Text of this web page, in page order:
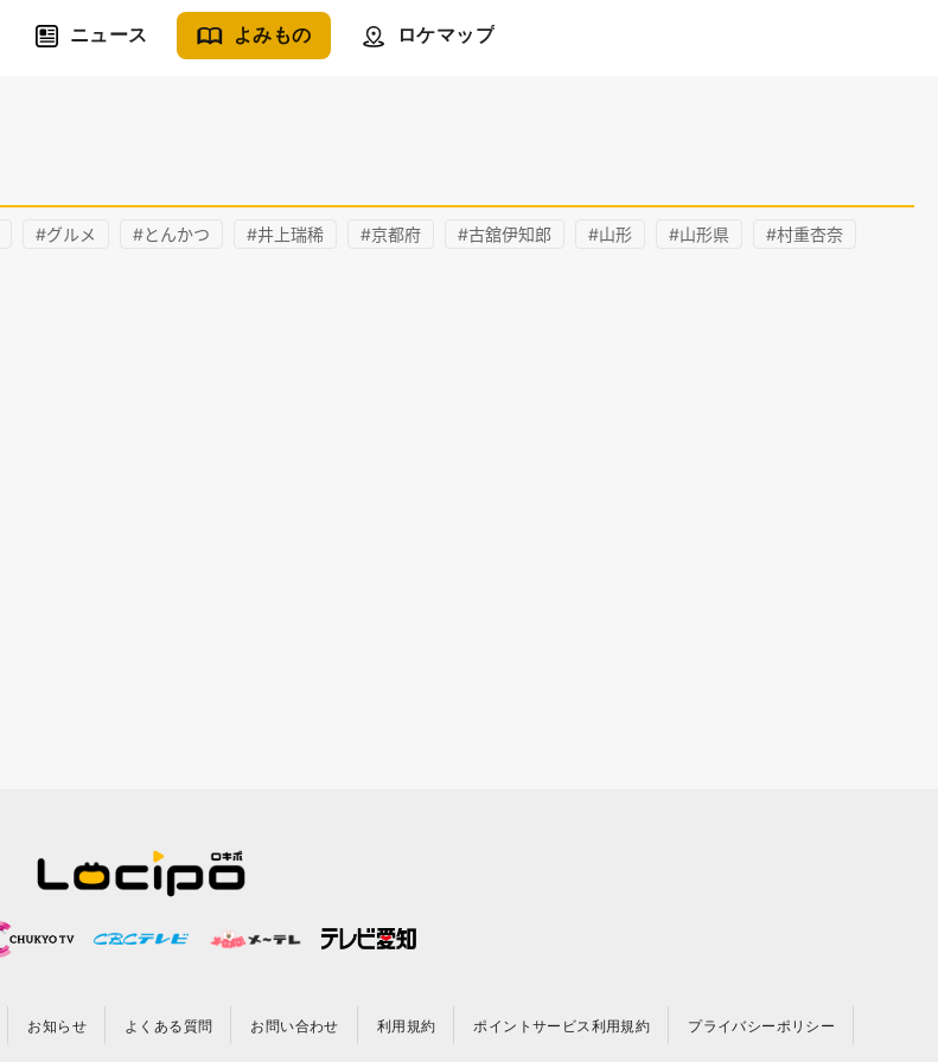
ニュース よみもの ロケマップ
#グルメ #とんかつ #井上瑞稀 #京都府 #古舘伊知郎 #山形 #山形県 #村重杏奈
お知らせ よくある質問 お問い合わせ 利用規約 ポイントサービス利用規約 プライバシーポリシー